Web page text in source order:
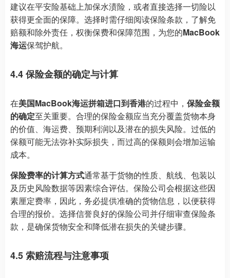
建议在平安险基础上加保水渍险，或者直接选择一切险以
获得更全面的保障。选择时需仔细阅读保险条款，了解免
赔额和除外责任，权衡保费和保障范围，为您的MacBook
海运保驾护航。
4.4 保险金额的确定与计算
在美国MacBook海运拼箱进口到香港的过程中， 保险金额
的确定至关重要。合理的保险金额应当充分覆盖货物本身
的价值、海运费、预期利润以及潜在的损失风险。过低的
保额可能无法弥补实际损失，而过高的保额则会增加运输
成本。
保险费率的计算方式通常基于货物的性质、航线、包装以
及历史风险数据等因素综合评估。保险公司会根据这些因
素厘定费率，因此，务必提供准确的货物信息，以便获得
合理的报价。选择信誉良好的保险公司并仔细审查保险条
款，是确保货物安全和降低潜在损失的关键步骤。
4.5 索赔流程与注意事项